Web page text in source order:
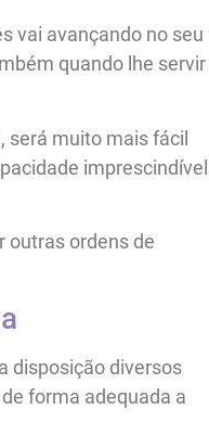
vai avançando no seu
quando lhe servir
será muito mais fácil
imprescindível
outras ordens de
disposição diversos
forma adequada a